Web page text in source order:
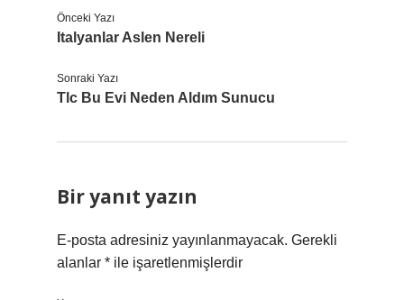
Önceki Yazı
Italyanlar Aslen Nereli
Sonraki Yazı
Tlc Bu Evi Neden Aldım Sunucu
Bir yanıt yazın
E-posta adresiniz yayınlanmayacak. Gerekli
alanlar * ile işaretlenmişlerdir